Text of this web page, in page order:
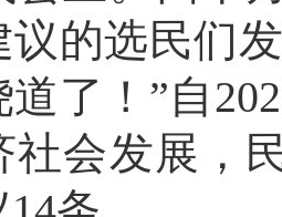
议的选民们
了！”自
社会发展，